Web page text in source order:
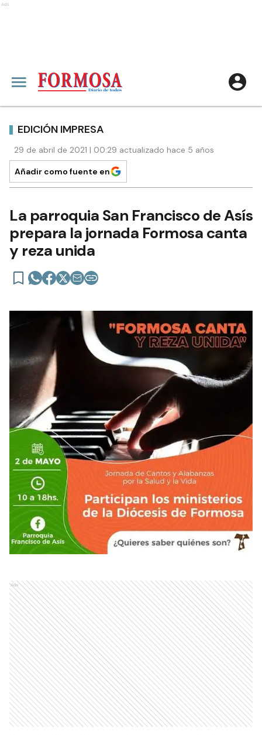
Ads
EDICIÓN IMPRESA
29 de abril de 2021 | 00:29 actualizado hace 5 años
Añadir como fuente en
La parroquia San Francisco de Asís
prepara la jornada Formosa canta
y reza unida
Ads